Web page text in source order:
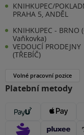
KNIHKUPEC/
PRAHA 5, ANDĚL
KNIHKUPEC - BRNO
Vaňkovka)
VEDOUCÍ PRODEJNY
(TŘEBÍČ)
Volné pracovní pozice
Platební metody